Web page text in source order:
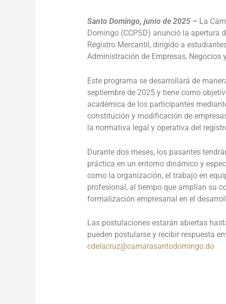
Santo Domingo, junio de 2025 –La
Domingo (CCPSD) anunció la apertura
Registro Mercantil, dirigido a
Administración de Empresas, Negocios
Este programa se desarrollará de
septiembre de 2025 y tiene como
académica de los participantes
constitución y modificación de
la normativa legal y operativa del
Durante dos meses, los pasantes
práctica en un entorno dinámico y
como la organización, el trabajo en
profesional, al tiempo que amplían su
formalización empresarial en el
Las postulaciones estarán abiertas
pueden postularse y recibir respuesta
cdelacruz@camarasantodomingo.do